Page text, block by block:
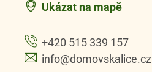
Ukázat na mapě
+420 515 339 157
info@domovskalice.cz